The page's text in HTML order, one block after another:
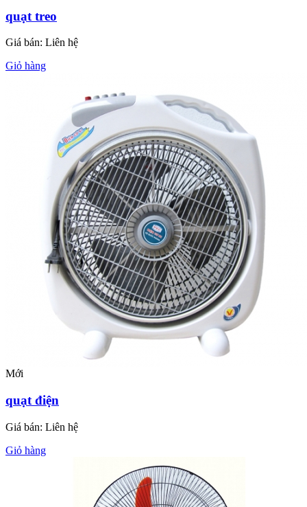
quạt treo
Giá bán: Liên hệ
Giỏ hàng
Mới
quạt điện
Giá bán: Liên hệ
Giỏ hàng